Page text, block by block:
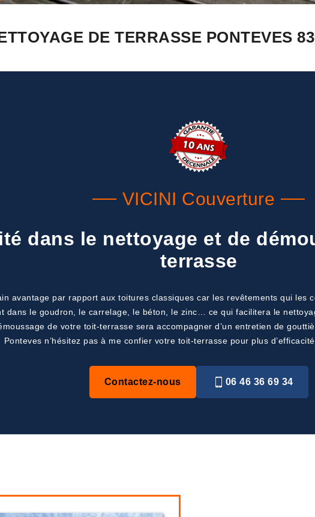
DE TERRASSE PONTEVES
VICINI Couverture
dans le nettoyage et de
terrasse
avantage par rapport aux toitures classiques car les revêtements qui les
dans le goudron, le carrelage, le béton, le zinc… ce qui facilitera le
de votre toit-terrasse sera accompagner d’un entretien de
Ponteves n’hésitez pas à me confier votre toit-terrasse pour plus
Contactez-nous 06 46 36 69 34